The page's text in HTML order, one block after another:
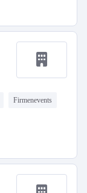
Firmenevents